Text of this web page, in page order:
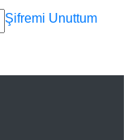
Şifremi Unuttum